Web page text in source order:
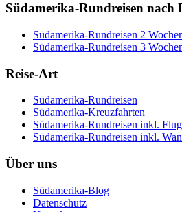
Südamerika-Rundreisen nach
Südamerika-Rundreisen 2
Südamerika-Rundreisen 3
Reise-Art
Südamerika-Rundreisen
Südamerika-Kreuzfahrten
Südamerika-Rundreisen inkl. Flug
Südamerika-Rundreisen inkl.
Über uns
Südamerika-Blog
Datenschutz